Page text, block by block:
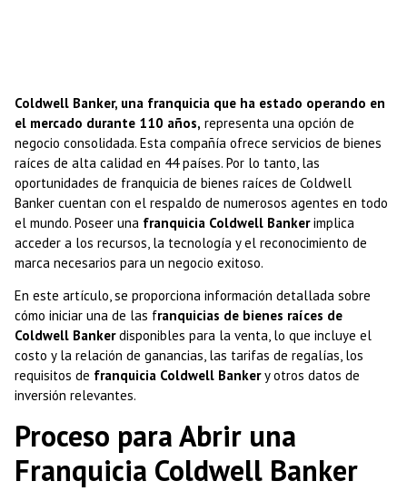
Coldwell Banker, una franquicia que ha estado operando en
el mercado durante 110 años, representa una opción de
negocio consolidada. Esta compañía ofrece servicios de bienes
raíces de alta calidad en 44 países. Por lo tanto, las
oportunidades de franquicia de bienes raíces de Coldwell
Banker cuentan con el respaldo de numerosos agentes en todo
el mundo. Poseer una franquicia Coldwell Bankerimplica
acceder a los recursos, la tecnología y el reconocimiento de
marca necesarios para un negocio exitoso.
En este artículo, se proporciona información detallada sobre
cómo iniciar una de las franquicias de bienes raíces de
Coldwell Bankerdisponibles para la venta, lo que incluye el
costo y la relación de ganancias, las tarifas de regalías, los
requisitos de franquicia Coldwell Bankery otros datos de
inversión relevantes.
Proceso para Abrir una
Franquicia Coldwell Banker